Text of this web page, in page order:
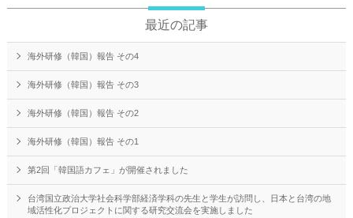
最近の記事
海外研修（韓国）報告 その4
海外研修（韓国）報告 その3
海外研修（韓国）報告 その2
海外研修（韓国）報告 その1
第2回「韓国語カフェ」が開催されました
台湾国立政治大学社会科学部経済学科の先生と学生が訪問し、日本と台湾の地
域活性化プロジェクトに関する研究交流会を実施しました